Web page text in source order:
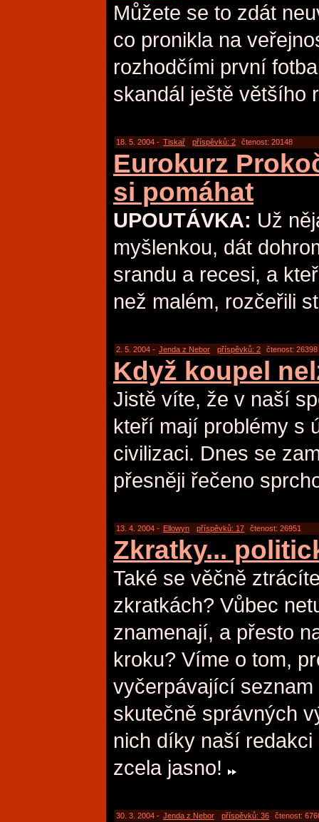
Můžete se to zdát
co pronikla na
rozhodčími první
skandál ještě většího
18. 5. 2004 - Tiskař příspěvků: 2 čtenost: 20148
Eurokurz
si pomáhat
UPOUTÁVKA: Už
myšlenkou, dát
srandu a recesi, a
než malém, rozčeřili
2. 5. 2004 - Jenda z Nebor příspěvků: 2 čtenost: 26398
Když koupel
Jistě víte, že v naší
kteří mají problémy s
civilizaci. Dnes se
přesněji řečeno
13. 4. 2004 - Ellowyn příspěvků: 17 čtenost: 26951
Zkratky...
Také se věčně
zkratkách? Vůbec
znamenají, a přesto
kroku? Víme o tom,
vyčerpávající
skutečně správných
nich díky naší
zcela jasno!
30. 3. 2004 - Jenda z Nebor příspěvků: 36 čtenost: